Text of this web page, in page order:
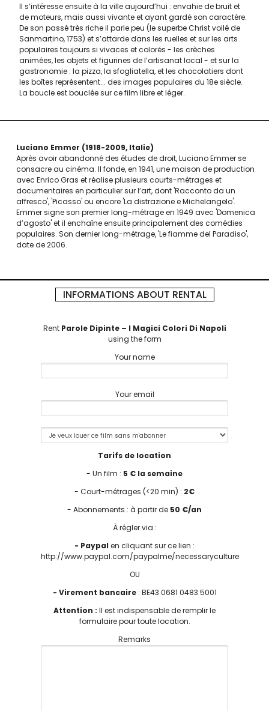
Il s’intéresse ensuite à la ville aujourd’hui : envahie de bruit et
de moteurs, mais aussi vivante et ayant gardé son caractère.
De son passé très riche il parle peu (le superbe Christ voilé de
Sanmartino, 1753) et s’attarde dans les ruelles et sur les arts
populaires toujours si vivaces et colorés - les crèches
animées, les objets et figurines de l’artisanat local - et sur la
gastronomie : la pizza, la sfogliatella, et les chocolatiers dont
les boîtes représentent... des images populaires du 18e siècle.
La boucle est bouclée sur ce film libre et léger.
Luciano Emmer 1918-2009 Italie
Après avoir abandonné des études de droit, Luciano Emmer se
consacre au cinéma. Il fonde, en 1941, une maison de production
avec Enrico Gras et réalise plusieurs courts-métrages et
documentaires en particulier sur l’art, dont 'Racconto da un
affresco', 'Picasso' ou encore 'La distrazione e Michelangelo'.
Emmer signe son premier long-métrage en 1949 avec 'Domenica
d’agosto' et il enchaîne ensuite principalement des comédies
populaires. Son dernier long-métrage, 'Le fiamme del Paradiso',
date de 2006.
INFORMATIONS ABOUT RENTAL
Rent Parole Dipinte – I Magici Colori Di Napoli
using the form
Your name
Your email
Tarifs de location
- Un film : 5 € la semaine
- Court-métrages (<20 min) : 2€
- Abonnements : à partir de 50 €/an
À régler via :
- Paypal en cliquant sur ce lien :
http://www.paypal.com/paypalme/necessaryculture
OU
- Virement bancaire: BE43 0681 0483 5001
Attention : Il est indispensable de remplir le
formulaire pour toute location.
Remarks